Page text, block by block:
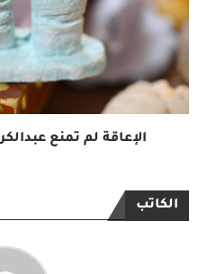
الإعاقة لم تمنع
الكاتب